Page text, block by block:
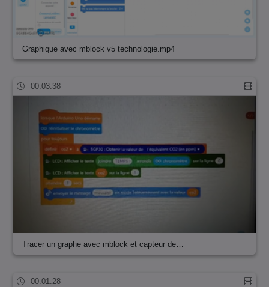
Graphique avec mblock v5 technologie.mp4
00:03:38
Tracer un graphe avec mblock et capteur de…
00:01:28